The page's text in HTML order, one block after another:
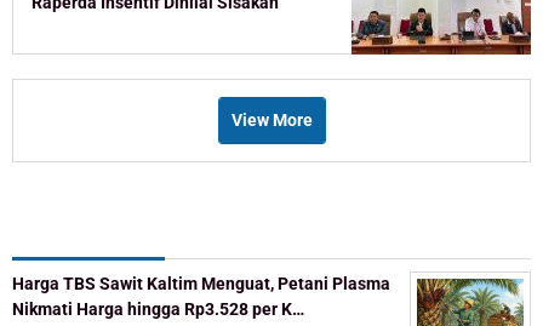
View More
Harga TBS Sawit Kaltim Menguat, Petani Plasma
Nikmati Harga hingga Rp3.528 per K…